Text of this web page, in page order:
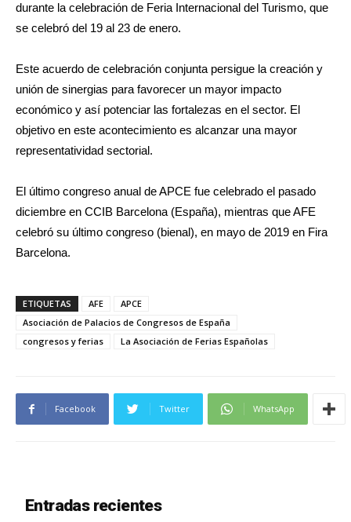
durante la celebración de Feria Internacional del Turismo, que
se celebró del 19 al 23 de enero.
Este acuerdo de celebración conjunta persigue la creación y
unión de sinergias para favorecer un mayor impacto
económico y así potenciar las fortalezas en el sector. El
objetivo en este acontecimiento es alcanzar una mayor
representatividad sectorial.
El último congreso anual de APCE fue celebrado el pasado
diciembre en CCIB Barcelona (España), mientras que AFE
celebró su último congreso (bienal), en mayo de 2019 en Fira
Barcelona.
ETIQUETAS AFE
APCE
Asociación de Palacios de Congresos de España
congresos y ferias
La Asociación de Ferias Españolas
Facebook Twitter WhatsApp
Entradas recientes